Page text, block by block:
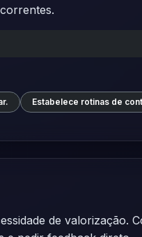
Estabelece rotinas de
de valorização.